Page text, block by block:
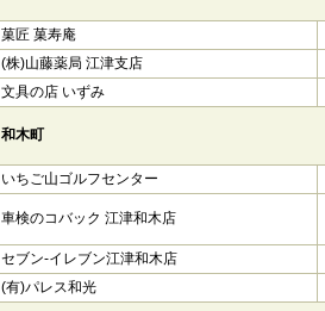
菓匠 菓寿庵
(株)山藤薬局 江津支店
文具の店 いずみ
和木町
いちご山ゴルフセンター
車検のコバック 江津和木店
セブン‐イレブン江津和木店
(有)パレス和光